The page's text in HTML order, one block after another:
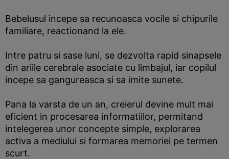
Bebelusul incepe sa recunoasca vocile si chipurile
familiare, reactionand la ele.
Intre patru si sase luni, se dezvolta rapid sinapsele
din ariile cerebrale asociate cu limbajul, iar copilul
incepe sa gangureasca si sa imite sunete.
Pana la varsta de un an, creierul devine mult mai
eficient in procesarea informatiilor, permitand
intelegerea unor concepte simple, explorarea
activa a mediului si formarea memoriei pe termen
scurt.